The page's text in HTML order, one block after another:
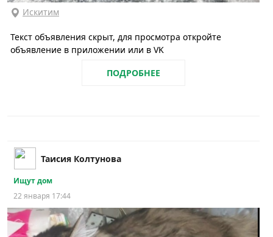
Искитим
Текст объявления скрыт, для просмотра откройте
объявление в приложении или в VK
ПОДРОБНЕЕ
Таисия Колтунова
Ищут дом
22 января 17:44